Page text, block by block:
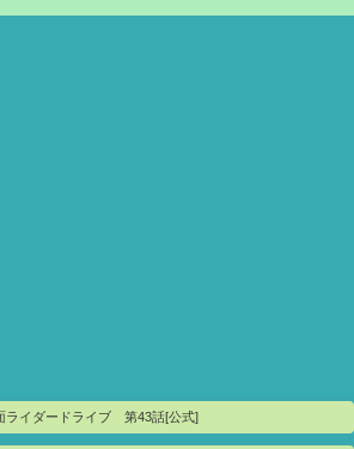
ライダードライブ 第43話[公式]